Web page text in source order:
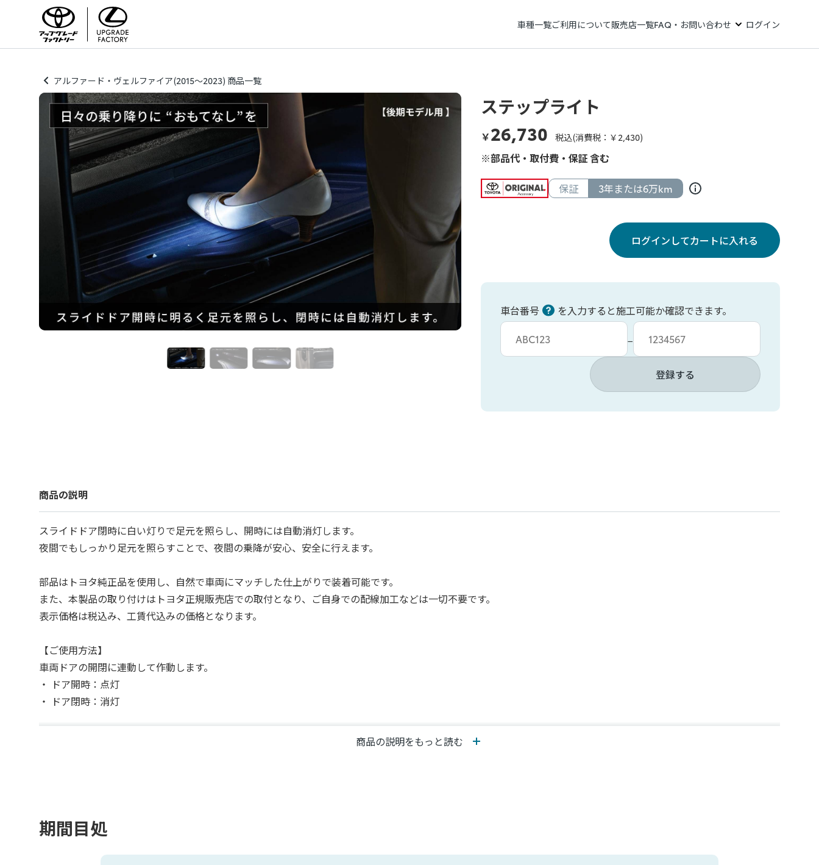
車種一覧ご利用について販売店一覧FAQ・お問い合わせ ログイン
アルファード・ヴェルファイア(2015～2023) 商品一覧
ステップライト
￥26,730 税込(消費税：￥2,430)
※部品代・取付費・保証 含む
保証 3年または6万km
ログインしてカートに入れる
車台番号 を入力すると施工可能か確認できます。
車台カタシキ入力
−
車台番号入力
登録する
商品の説明
スライドドア閉時に白い灯りで足元を照らし、開時には自動消灯します。
夜間でもしっかり足元を照らすことで、夜間の乗降が安心、安全に行えます。
部品はトヨタ純正品を使用し、自然で車両にマッチした仕上がりで装着可能です。
また、本製品の取り付けはトヨタ正規販売店での取付となり、ご自身での配線加工などは一切不要です。
表示価格は税込み、工賃代込みの価格となります。
【ご使用方法】
車両ドアの開閉に連動して作動します。
・ ドア開時：点灯
・ ドア閉時：消灯
商品の説明をもっと読む
期間目処